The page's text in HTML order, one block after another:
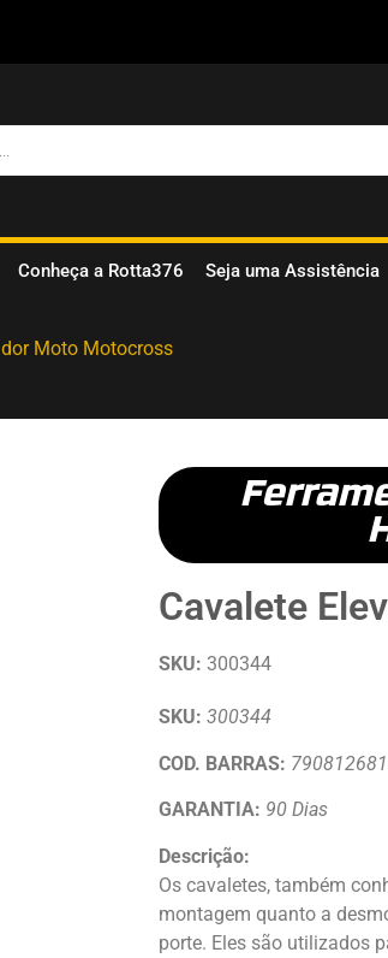
Conheça a Rotta376 Seja uma Assistência
Moto Motocross
Cavalete
SKU: 300344
SKU: 300344
COD. BARRAS:
GARANTIA: 90 Dias
Descrição:
Os cavaletes, também
montagem quanto a
porte. Eles são utilizados